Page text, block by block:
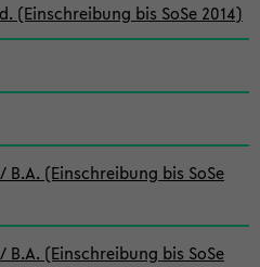
(Einschreibung bis SoSe 2014)
(Einschreibung bis SoSe
(Einschreibung bis SoSe